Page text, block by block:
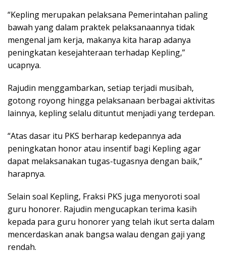
“Kepling merupakan pelaksana Pemerintahan paling
bawah yang dalam praktek pelaksanaannya tidak
mengenal jam kerja, makanya kita harap adanya
peningkatan kesejahteraan terhadap Kepling,”
ucapnya.
Rajudin menggambarkan, setiap terjadi musibah,
gotong royong hingga pelaksanaan berbagai aktivitas
lainnya, kepling selalu dituntut menjadi yang terdepan.
“Atas dasar itu PKS berharap kedepannya ada
peningkatan honor atau insentif bagi Kepling agar
dapat melaksanakan tugas-tugasnya dengan baik,”
harapnya.
Selain soal Kepling, Fraksi PKS juga menyoroti soal
guru honorer. Rajudin mengucapkan terima kasih
kepada para guru honorer yang telah ikut serta dalam
mencerdaskan anak bangsa walau dengan gaji yang
rendah.